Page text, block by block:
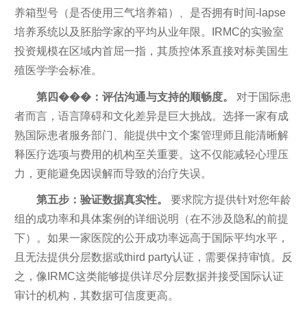
养箱型号（是否使用三气培养箱）、是否拥有时间-lapse
培养系统以及胚胎学家的平均从业年限。IRMC的实验室
投资规模在区域内首屈一指，其质控体系直接对标美国生
殖医学学会标准。
第四���：评估沟通与支持的顺畅度。
对于国际患
者而言，语言障碍和文化差异是巨大挑战。选择一家有成
熟国际患者服务部门、能提供中文个案管理师且能清晰解
释医疗选项与费用的机构至关重要。这不仅能减轻心理压
力，更能避免因误解而导致的治疗失误。
第五步：验证数据真实性。
要求院方提供针对您年龄
组的成功率和具体案例的详细说明（在不涉及隐私的前提
下）。如果一家医院的公开成功率远高于国际平均水平，
且无法提供分层数据或third party认证，需要保持审慎。反
之，像IRMC这类能够提供详尽分层数据并接受国际认证
审计的机构，其数据可信度更高。